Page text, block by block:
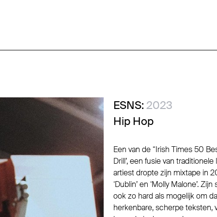
ESNS: 2023
Hip Hop
Een van de “Irish Times 50
Drill’, een fusie van
artiest dropte zijn mixtape in
‘Dublin’ en ‘Molly Malone’.
ook zo hard als mogelijk om
herkenbare, scherpe teksten,